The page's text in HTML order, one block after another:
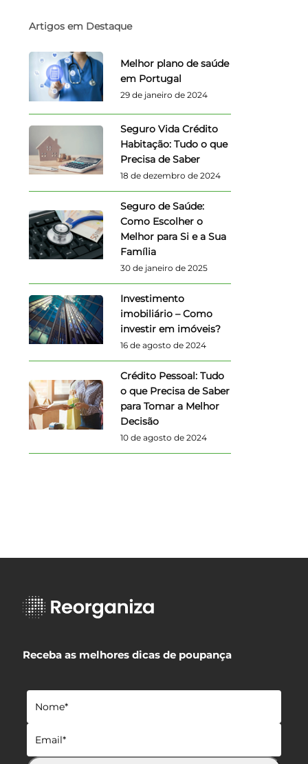
Artigos em Destaque
Melhor plano de saúde
em Portugal
29 de janeiro de 2024
Seguro Vida Crédito
Habitação: Tudo o que
Precisa de Saber
18 de dezembro de 2024
Seguro de Saúde:
Como Escolher o
Melhor para Si e a Sua
Família
30 de janeiro de 2025
Investimento
imobiliário – Como
investir em imóveis?
16 de agosto de 2024
Crédito Pessoal: Tudo
o que Precisa de Saber
para Tomar a Melhor
Decisão
10 de agosto de 2024
Receba as melhores dicas de poupança